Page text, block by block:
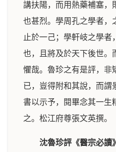
講扶陽，而用熱藥補塞，
也甚烈。學周孔之學者，
止於一己；學軒岐之學者
也，且將及於天下後世。
懼哉。魯珍之有是評，非
已，豈得附和其說，而謂
書以示予，閱畢念其一生
之。松江府尊張文英撰。
沈魯珍評《醫宗必讀